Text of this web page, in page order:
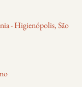
- Higienópolis, São